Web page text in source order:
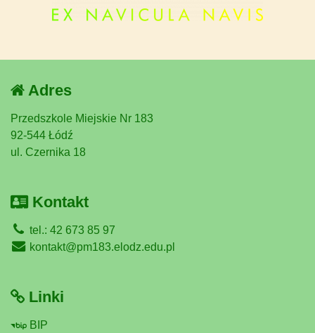
Adres
Przedszkole Miejskie Nr 183
92-544 Łódź
ul. Czernika 18
Kontakt
tel.: 42 673 85 97
kontakt@pm183.elodz.edu.pl
Linki
BIP